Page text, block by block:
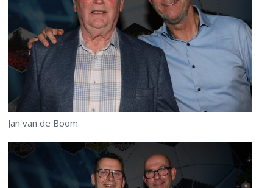
Jan van de Boom